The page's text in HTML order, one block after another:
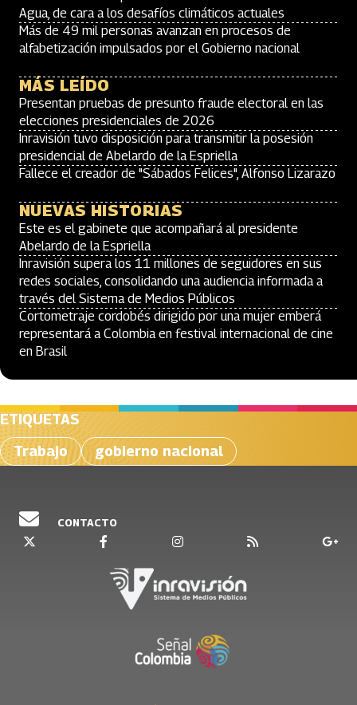
Agua, de cara a los desafíos climáticos actuales
Más de 49 mil personas avanzan en procesos de
alfabetización impulsados por el Gobierno nacional
MÁS LEÍDO
Presentan pruebas de presunto fraude electoral en las
elecciones presidenciales de 2026
Inravisión tuvo disposición para transmitir la posesión
presidencial de Abelardo de la Espriella
Fallece el creador de "Sábados Felices", Alfonso Lizarazo
NUEVAS HISTORIAS
Este es el gabinete que acompañará al presidente
Abelardo de la Espriella
Inravisión supera los 11 millones de seguidores en sus
redes sociales, consolidando una audiencia informada a
través del Sistema de Medios Públicos
Cortometraje cordobés dirigido por una mujer emberá
representará a Colombia en festival internacional de cine
en Brasil
ETIQUETAS
Trabajo
gobierno nacional
CONTACTO